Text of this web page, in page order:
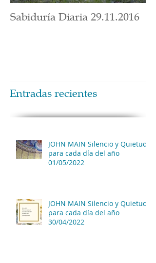
Sabiduría Diaria 29.11.2016
Entradas recientes
JOHN MAIN Silencio y Quietud
para cada día del año
01/05/2022
JOHN MAIN Silencio y Quietud
para cada día del año
30/04/2022